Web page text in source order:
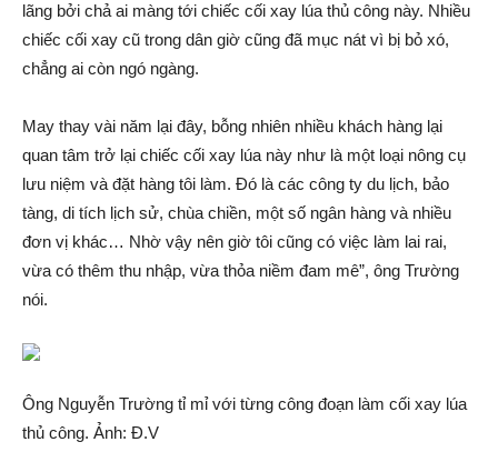
lãng bởi chả ai màng tới chiếc cối xay lúa thủ công này. Nhiều
chiếc cối xay cũ trong dân giờ cũng đã mục nát vì bị b‌ỏ xó,
chẳng ai còn ngó ngàng.
May thay vài năm lại đây, bỗng nhiên nhiều khách hàng lại
quan tâm trở lại chiếc cối xay lúa này như là một loại nông cụ
lưu niệm và đặt hàng tôi làm. Đó là các công ty du lịch, bảo
tàng, di tích lịch sử, chùa chiền, một số ngân hàng và nhiều
đơn vị khác… Nhờ vậy nên giờ tôi cũng có việc làm lai rai,
vừa có thêm thu nhập, vừa thỏ‌a niềm đam mê”, ông Trường
nói.
Ông Nguyễn Trường tỉ mỉ với từng công đoạn làm cối xay lúa
thủ công. Ảnh: Đ.V